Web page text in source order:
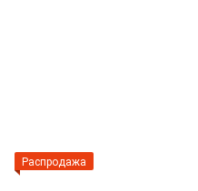
Распродажа